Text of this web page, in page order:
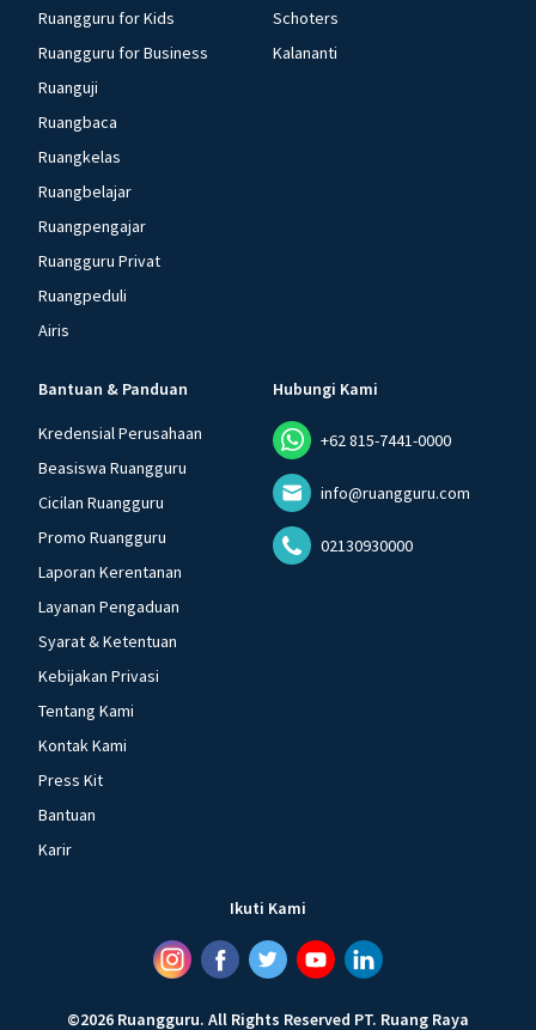
Ruangguru for Kids
Ruangguru for Business
Ruanguji
Ruangbaca
Ruangkelas
Ruangbelajar
Ruangpengajar
Ruangguru Privat
Ruangpeduli
Airis
Schoters
Kalananti
Bantuan & Panduan
Kredensial Perusahaan
Beasiswa Ruangguru
Cicilan Ruangguru
Promo Ruangguru
Laporan Kerentanan
Layanan Pengaduan
Syarat & Ketentuan
Kebijakan Privasi
Tentang Kami
Kontak Kami
Press Kit
Bantuan
Karir
Hubungi Kami
+62 815-7441-0000
info@ruangguru.com
02130930000
Ikuti Kami
©2026 Ruangguru. All Rights Reserved PT. Ruang Raya